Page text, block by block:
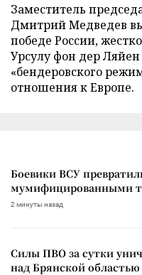
Заместитель
Дмитрий Медведев
победе России,
Урсулу фон дер
«бендеровского
отношения к Европе.
Боевики ВСУ
мумифицированными
2 минуты назад
Силы ПВО за сутки
над Брянской областью